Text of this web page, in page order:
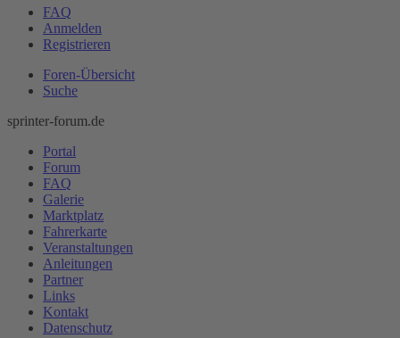
FAQ
Anmelden
Registrieren
Foren-Übersicht
Suche
sprinter-forum.de
Portal
Forum
FAQ
Galerie
Marktplatz
Fahrerkarte
Veranstaltungen
Anleitungen
Partner
Links
Kontakt
Datenschutz